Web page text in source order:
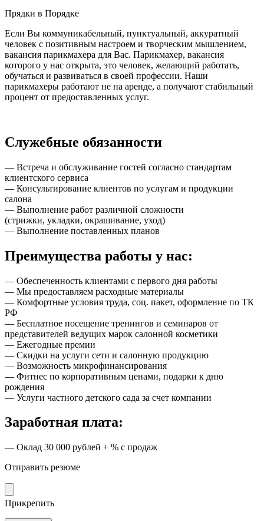
Прядки в Порядке
Если Вы коммуникабельный, пунктуальный, аккуратный
человек с позитивным настроем и творческим мышлением,
вакансия парикмахера для Вас. Парикмахер, вакансия
которого у нас открыта, это человек, желающий работать,
обучаться и развиваться в своей профессии. Наши
парикмахеры работают не на аренде, а получают стабильный
процент от предоставленных услуг.
Служебные обязанности
— Встреча и обслуживание гостей согласно стандартам
клиентского сервиса
— Консультирование клиентов по услугам и продукции
салона
— Выполнение работ различной сложности
(стрижки, укладки, окрашивание, уход)
— Выполнение поставленных планов
Преимущества работы у нас:
— Обеспеченность клиентами с первого дня работы
— Мы предоставляем расходные материалы
— Комфортные условия труда, соц. пакет, оформление по ТК
РФ
— Бесплатное посещение тренингов и семинаров от
представителей ведущих марок салонной косметики
— Ежегодные премии
— Скидки на услуги сети и салонную продукцию
— Возможность микрофинансирования
— Фитнес по корпоративным ценами, подарки к дню
рождения
— Услуги частного детского сада за счет компании
Заработная плата:
— Оклад 30 000 рублей + % с продаж
Отправить резюме
Прикрепить